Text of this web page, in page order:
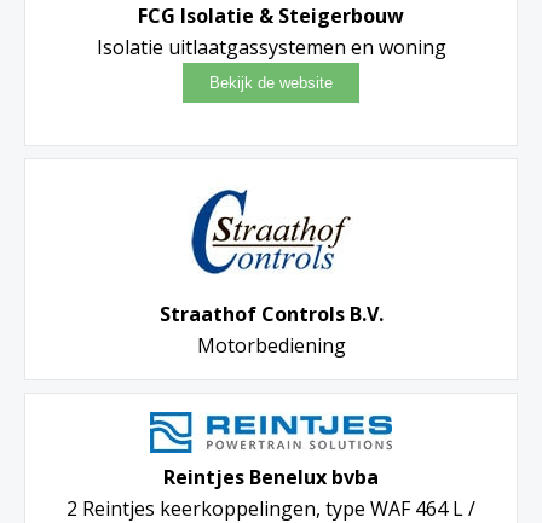
FCG Isolatie & Steigerbouw
Isolatie uitlaatgassystemen en woning
Straathof Controls B.V.
Motorbediening
Reintjes Benelux bvba
2 Reintjes keerkoppelingen, type WAF 464 L /